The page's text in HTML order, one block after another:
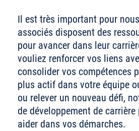
Il est très important pour
associés disposent des
pour avancer dans leur
vouliez renforcer vos liens
consolider vos compétences
plus actif dans votre équipe
ou relever un nouveau défi,
de développement de
aider dans vos démarches.